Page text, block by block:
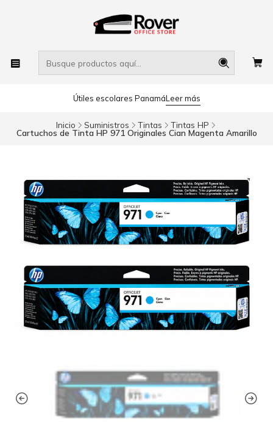
Útiles escolares PanamáLeer más
Inicio Suministros Tintas Tintas HP
Cartuchos de Tinta HP 971 Originales Cian Magenta Amarillo